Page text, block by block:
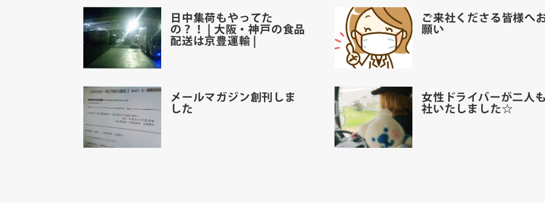
日中集荷もやってた
の？！ | 大阪・神戸の食品
配送は京豊運輸 |
ご来社くださる皆様へ
願い
メールマガジン創刊しま
した
女性ドライバーが二人
社いたしました☆